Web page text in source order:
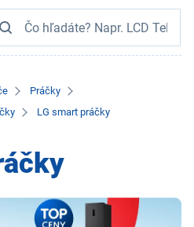
Práčky
LG smart práčky